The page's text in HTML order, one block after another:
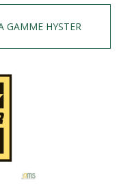
GAMME HYSTER